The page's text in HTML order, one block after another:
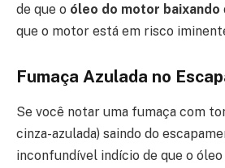
de que o óleo do motor baixando
que o motor está em risco
Fumaça Azulada no
Se você notar uma fumaça com
cinza-azulada) saindo do
inconfundível indício de que o